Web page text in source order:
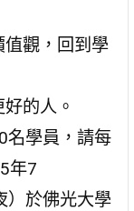
觀，回到學
的人。
名學員，請每
年7
）於佛光大學